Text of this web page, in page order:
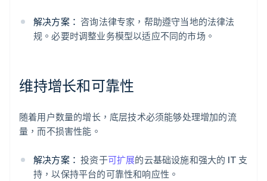
解决方案： 咨询法律专家，帮助遵守当地的法律法
规。必要时调整业务模型以适应不同的市场。
维持增长和可靠性
随着用户数量的增长，底层技术必须能够处理增加的流
量，而不损害性能。
解决方案： 投资于可扩展的云基础设施和强大的 IT 支
持，以保持平台的可靠性和响应性。